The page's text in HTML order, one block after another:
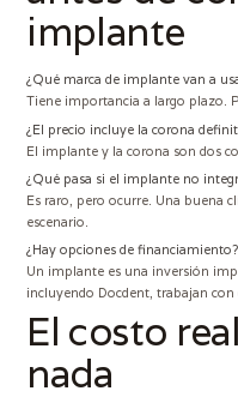
implante
¿Qué marca de implante van a
Tiene importancia a largo plazo.
¿El precio incluye la corona
El implante y la corona son dos
¿Qué pasa si el implante no
Es raro, pero ocurre. Una buena
escenario.
¿Hay opciones de financiamiento?
Un implante es una inversión
incluyendo Docdent, trabajan
El costo
nada